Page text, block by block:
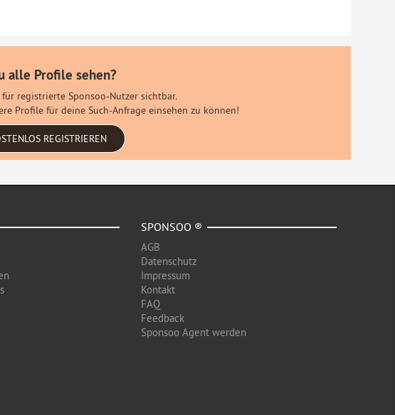
alle Profile sehen?
registrierte Sponsoo-Nutzer sichtbar.
Profile für deine Such-Anfrage einsehen zu können!
REGISTRIEREN
SPONSOO ®
AGB
Datenschutz
Impressum
Kontakt
FAQ
Feedback
Sponsoo Agent werden